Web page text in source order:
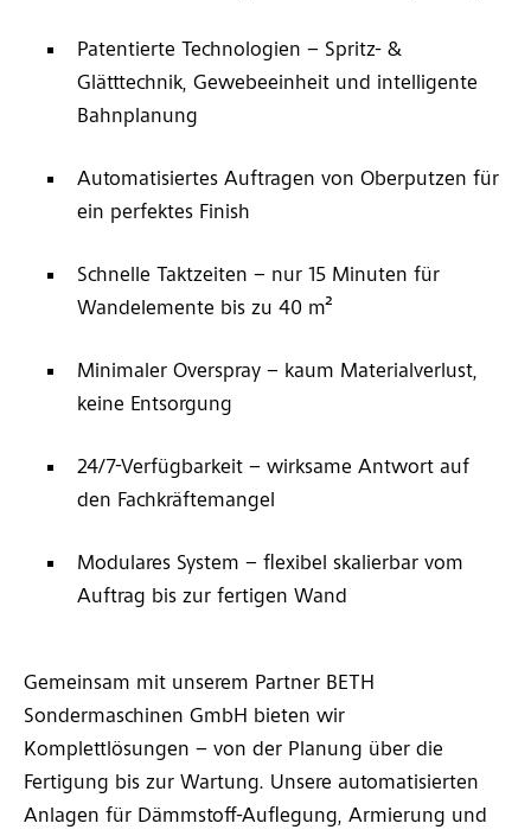
Patentierte Technologien – Spritz- &
Glätttechnik, Gewebeeinheit und intelligente
Bahnplanung
Automatisiertes Auftragen von Oberputzen für
ein perfektes Finish
Schnelle Taktzeiten – nur 15 Minuten für
Wandelemente bis zu 40 m²
Minimaler Overspray – kaum Materialverlust,
keine Entsorgung
24/7-Verfügbarkeit – wirksame Antwort auf
den Fachkräftemangel
Modulares System – flexibel skalierbar vom
Auftrag bis zur fertigen Wand
Gemeinsam mit unserem Partner BETH
Sondermaschinen GmbH bieten wir
Komplettlösungen – von der Planung über die
Fertigung bis zur Wartung. Unsere automatisierten
Anlagen für Dämmstoff-Auflegung, Armierung und